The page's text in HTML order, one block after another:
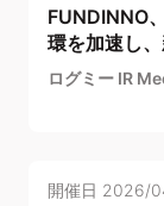
FUNDINNO
環を加速し
ログミー IR
開催日 2026/